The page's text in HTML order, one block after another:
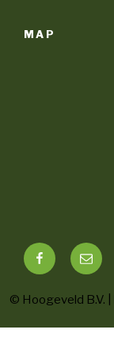
MAP
© Hoogeveld B.V. |
Facebook
E-
mail